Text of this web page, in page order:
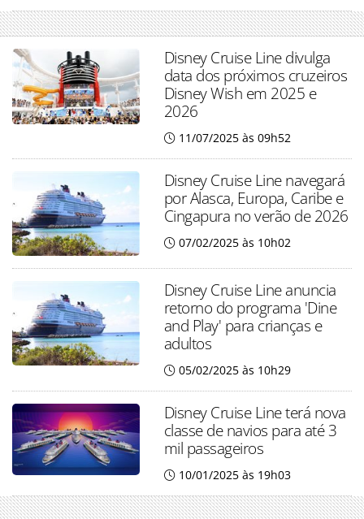
Disney Cruise Line divulga
data dos próximos cruzeiros
Disney Wish em 2025 e
2026
11/07/2025 às 09h52
Disney Cruise Line navegará
por Alasca, Europa, Caribe e
Cingapura no verão de 2026
07/02/2025 às 10h02
Disney Cruise Line anuncia
retorno do programa 'Dine
and Play' para crianças e
adultos
05/02/2025 às 10h29
Disney Cruise Line terá nova
classe de navios para até 3
mil passageiros
10/01/2025 às 19h03